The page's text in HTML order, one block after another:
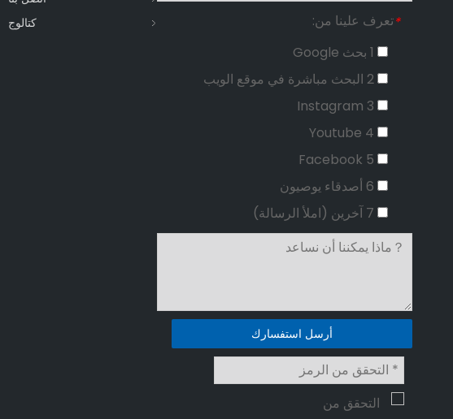
كتالوج
*تعرف علينا من:
2 البحث مباشرة في موقع الويب
أرسل استفسارك